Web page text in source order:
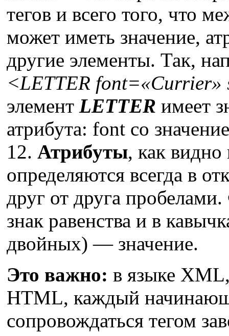
тегов и всего того, что
может иметь значение,
другие элементы. Так,
<LETTER
элемент LETTER имеет
атрибута: font со
12. Атрибуты, как
определяются всегда в
друг от друга
знак равенства и в
двойных) — значение.
Это важно: в языке
HTML, каждый
сопровождаться тегом